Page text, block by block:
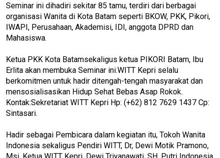
Seminar ini dihadiri sekitar 85 tamu, terdiri dari berbagai
organisasi Wanita di Kota Batam seperti BKOW, PKK, Pikori,
IWAPI, Perusahaan, Akademisi, IDI, anggota DPRD dan
Mahasiswa.
Ketua PKK Kota Batamsekaligus ketua PIKORI Batam, Ibu
Erlita akan membuka Seminar ini.WITT Kepri selalu
berkomitmen untuk hadir ditengah-tengah masyarakat dan
mensosialisasikan Hidup Sehat Bebas Asap Rokok.
Kontak:Sekretariat WITT Kepri Hp: (+62) 812 7629 1437 Cp:
Sintasari.
Hadir sebagai Pembicara dalam kegiatan itu, Tokoh Wanita
Indonesia sekaligus Pendiri WITT, Dr, Dewi Motik Pramono,